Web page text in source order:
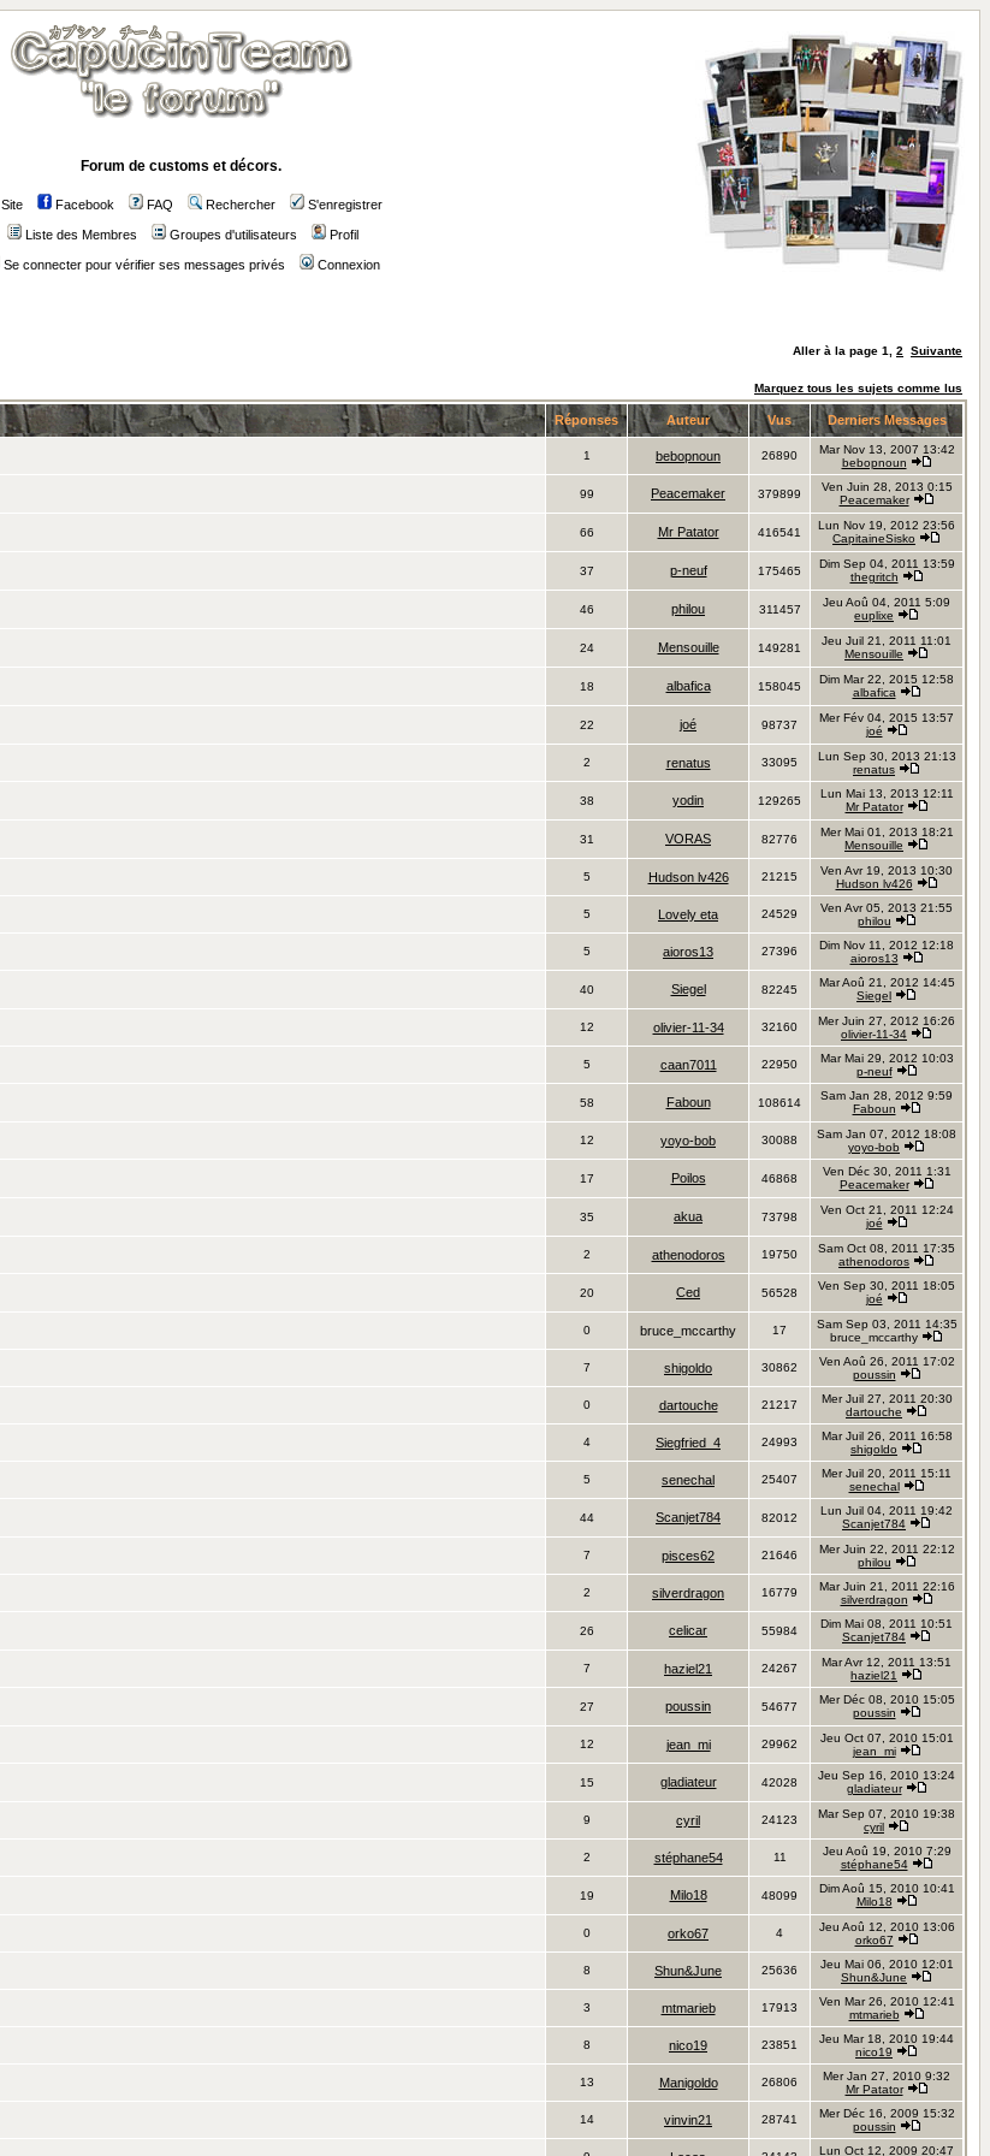
Forum de customs et décors.
Site Facebook FAQ Rechercher S'enregistrer
Liste des Membres Groupes d'utilisateurs Profil
Se connecter pour vérifier ses messages privés Connexion
Aller à la page 1 2 Suivante
Marquez tous les sujets comme lus
Réponses Auteur Vus Derniers Messages
1 bebopnoun 26890
Mar Nov 13, 2007 13:42
bebopnoun
99 Peacemaker 379899
Ven Juin 28, 2013 0:15
Peacemaker
66 Mr Patator 416541
Lun Nov 19, 2012 23:56
CapitaineSisko
37 p-neuf 175465
Dim Sep 04, 2011 13:59
thegritch
46 philou 311457
Jeu Aoû 04, 2011 5:09
euplixe
24 Mensouille 149281
Jeu Juil 21, 2011 11:01
Mensouille
18 albafica 158045
Dim Mar 22, 2015 12:58
albafica
22 joé 98737
Mer Fév 04, 2015 13:57
joé
2 renatus 33095
Lun Sep 30, 2013 21:13
renatus
38 yodin 129265
Lun Mai 13, 2013 12:11
Mr Patator
31 VORAS 82776
Mer Mai 01, 2013 18:21
Mensouille
5 Hudson lv426 21215
Ven Avr 19, 2013 10:30
Hudson lv426
5 Lovely eta 24529
Ven Avr 05, 2013 21:55
philou
5 aioros13 27396
Dim Nov 11, 2012 12:18
aioros13
40 Siegel 82245
Mar Aoû 21, 2012 14:45
Siegel
12 olivier-11-34 32160
Mer Juin 27, 2012 16:26
olivier-11-34
5 caan7011 22950
Mar Mai 29, 2012 10:03
p-neuf
58 Faboun 108614
Sam Jan 28, 2012 9:59
Faboun
12 yoyo-bob 30088
Sam Jan 07, 2012 18:08
yoyo-bob
17 Poilos 46868
Ven Déc 30, 2011 1:31
Peacemaker
35 akua 73798
Ven Oct 21, 2011 12:24
joé
2 athenodoros 19750
Sam Oct 08, 2011 17:35
athenodoros
20 Ced 56528
Ven Sep 30, 2011 18:05
joé
0 bruce_mccarthy 17
Sam Sep 03, 2011 14:35
bruce_mccarthy
7 shigoldo 30862
Ven Aoû 26, 2011 17:02
poussin
0 dartouche 21217
Mer Juil 27, 2011 20:30
dartouche
4 Siegfried_4 24993
Mar Juil 26, 2011 16:58
shigoldo
5 senechal 25407
Mer Juil 20, 2011 15:11
senechal
44 Scanjet784 82012
Lun Juil 04, 2011 19:42
Scanjet784
7 pisces62 21646
Mer Juin 22, 2011 22:12
philou
2 silverdragon 16779
Mar Juin 21, 2011 22:16
silverdragon
26 celicar 55984
Dim Mai 08, 2011 10:51
Scanjet784
7 haziel21 24267
Mar Avr 12, 2011 13:51
haziel21
27 poussin 54677
Mer Déc 08, 2010 15:05
poussin
12 jean_mi 29962
Jeu Oct 07, 2010 15:01
jean_mi
15 gladiateur 42028
Jeu Sep 16, 2010 13:24
gladiateur
9 cyril 24123
Mar Sep 07, 2010 19:38
cyril
2 stéphane54 11
Jeu Aoû 19, 2010 7:29
stéphane54
19 Milo18 48099
Dim Aoû 15, 2010 10:41
Milo18
0 orko67 4
Jeu Aoû 12, 2010 13:06
orko67
8 Shun&June 25636
Jeu Mai 06, 2010 12:01
Shun&June
3 mtmarieb 17913
Ven Mar 26, 2010 12:41
mtmarieb
8 nico19 23851
Jeu Mar 18, 2010 19:44
nico19
13 Manigoldo 26806
Mer Jan 27, 2010 9:32
Mr Patator
14 vinvin21 28741
Mer Déc 16, 2009 15:32
poussin
Lun Oct 12, 2009 20:47